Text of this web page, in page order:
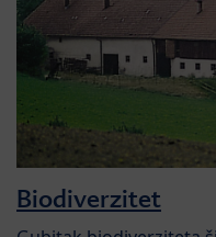
Biodiverzitet